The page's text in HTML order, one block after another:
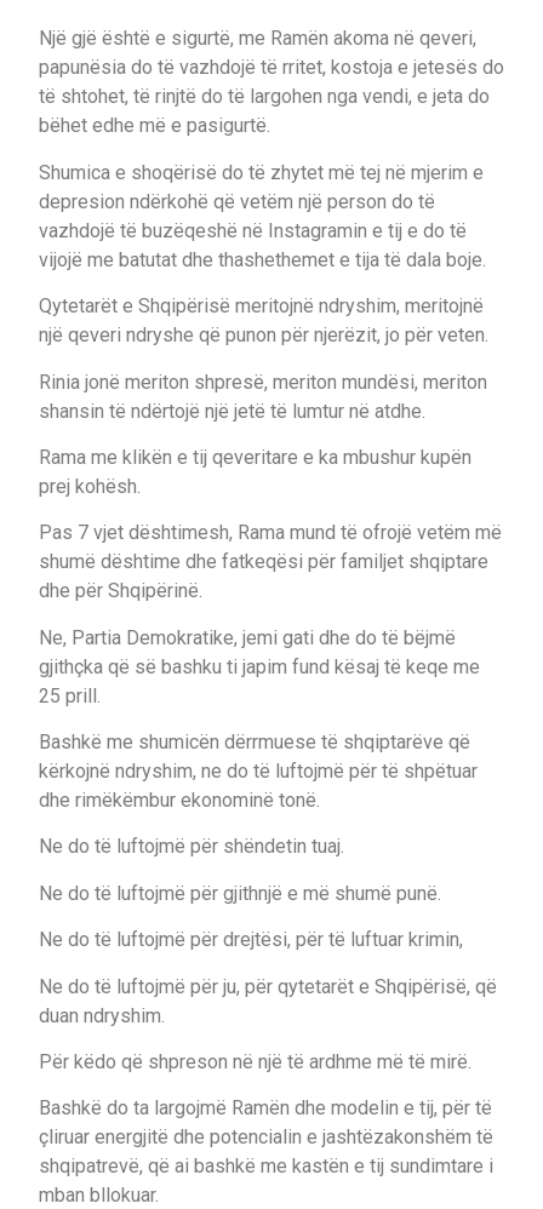
Një gjë është e sigurtë, me Ramën akoma në qeveri,
papunësia do të vazhdojë të rritet, kostoja e jetesës do
të shtohet, të rinjtë do të largohen nga vendi, e jeta do
bëhet edhe më e pasigurtë.
Shumica e shoqërisë do të zhytet më tej në mjerim e
depresion ndërkohë që vetëm një person do të
vazhdojë të buzëqeshë në Instagramin e tij e do të
vijojë me batutat dhe thashethemet e tija të dala boje.
Qytetarët e Shqipërisë meritojnë ndryshim, meritojnë
një qeveri ndryshe që punon për njerëzit, jo për veten.
Rinia jonë meriton shpresë, meriton mundësi, meriton
shansin të ndërtojë një jetë të lumtur në atdhe.
Rama me klikën e tij qeveritare e ka mbushur kupën
prej kohësh.
Pas 7 vjet dështimesh, Rama mund të ofrojë vetëm më
shumë dështime dhe fatkeqësi për familjet shqiptare
dhe për Shqipërinë.
Ne, Partia Demokratike, jemi gati dhe do të bëjmë
gjithçka që së bashku ti japim fund kësaj të keqe me
25 prill.
Bashkë me shumicën dërrmuese të shqiptarëve që
kërkojnë ndryshim, ne do të luftojmë për të shpëtuar
dhe rimëkëmbur ekonominë tonë.
Ne do të luftojmë për shëndetin tuaj.
Ne do të luftojmë për gjithnjë e më shumë punë.
Ne do të luftojmë për drejtësi, për të luftuar krimin,
Ne do të luftojmë për ju, për qytetarët e Shqipërisë, që
duan ndryshim.
Për këdo që shpreson në një të ardhme më të mirë.
Bashkë do ta largojmë Ramën dhe modelin e tij, për të
çliruar energjitë dhe potencialin e jashtëzakonshëm të
shqipatrevë, që ai bashkë me kastën e tij sundimtare i
mban bllokuar.